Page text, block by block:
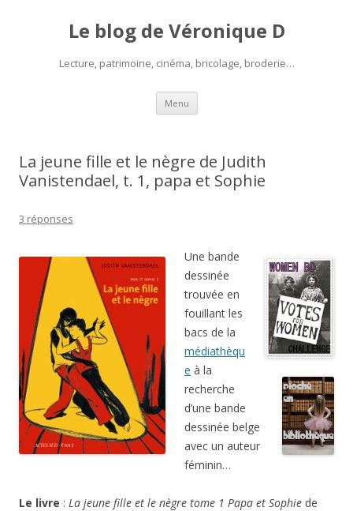
Le blog de Véronique D
Lecture, patrimoine, cinéma, bricolage, broderie…
Menu Aller
contenu
La jeune fille et le nègre de Judith
Vanistendael, t. 1, papa et Sophie
3 réponses
Une bande
dessinée
trouvée en
fouillant les
bacs de la
médiathèqu
e à la
recherche
d’une bande
dessinée belge
avec un auteur
féminin…
Le livre : La jeune fille et le nègre tome 1 Papa et Sophie de